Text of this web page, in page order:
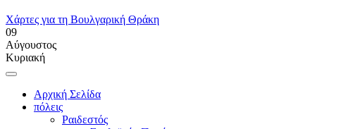
Χάρτες για τη Βουλγαρική Θράκη
09
Αύγουστος
Κυριακή
Αρχική Σελίδα
πόλεις
Ραιδεστός